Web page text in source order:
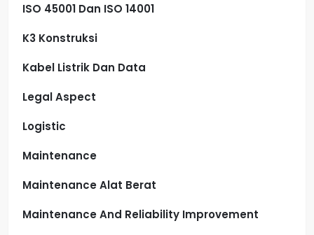
ISO 45001 Dan ISO 14001
K3 Konstruksi
Kabel Listrik Dan Data
Legal Aspect
Logistic
Maintenance
Maintenance Alat Berat
Maintenance And Reliability Improvement